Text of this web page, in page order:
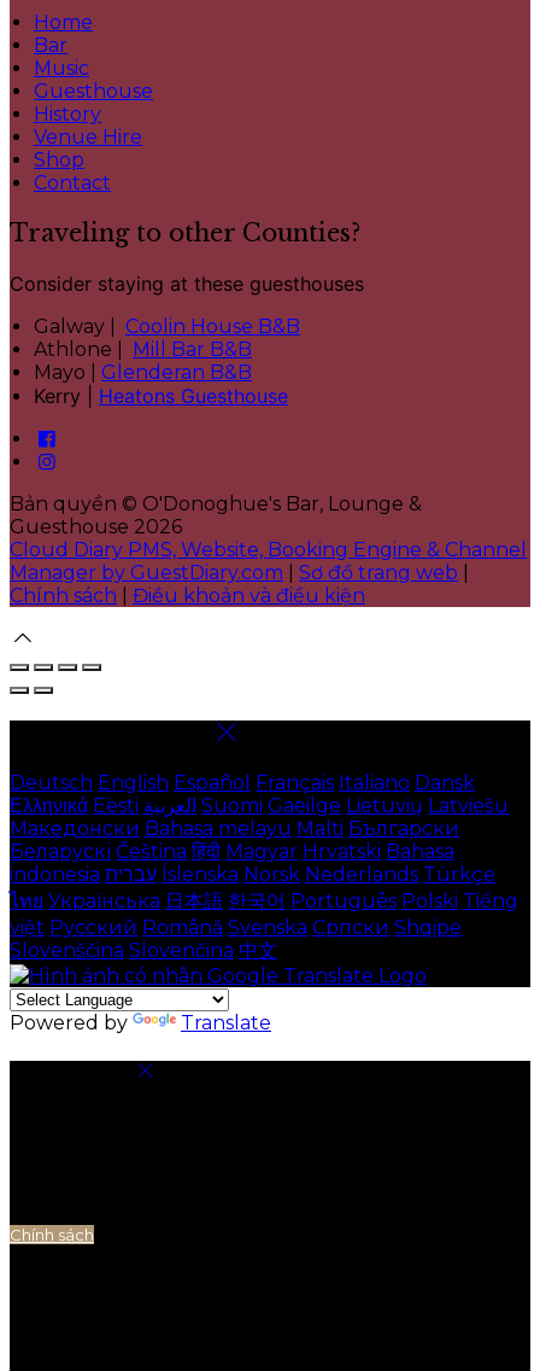
Home
Bar
Music
Guesthouse
History
Venue Hire
Shop
Contact
Traveling to other Counties?
Consider staying at these guesthouses
Galway | Coolin House B&B
Athlone | Mill Bar B&B
Mayo | Glenderan B&B
Kerry | Heatons Guesthouse
Bản quyền © O'Donoghue's Bar, Lounge &
Guesthouse 2026
Cloud Diary PMS, Website, Booking Engine & Channel
Manager by GuestDiary.com
Sơ đồ trang web
Chính sách
Điều khoản và điều kiện
Deutsch English Español Français Italiano Dansk
Ελληνικά Eesti العربية Suomi Gaeilge Lietuvių Latviešu
Македонски Bahasa melayu Malti Български
Беларускі Čeština हिंदी Magyar Hrvatski Bahasa
indonesia עברית Íslenska Norsk Nederlands Türkçe
ไทย Українська 日本語 한국어 Português Polski Tiếng
việt Русский Română Svenska Српски Shqipe
Slovenščina Slovenčina 中文
Powered by Translate
Chính sách